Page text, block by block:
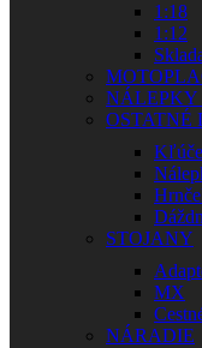
1:18
1:12
NÁLEPKY
OSTATNÉ
STOJANY
MX
NÁRADIE